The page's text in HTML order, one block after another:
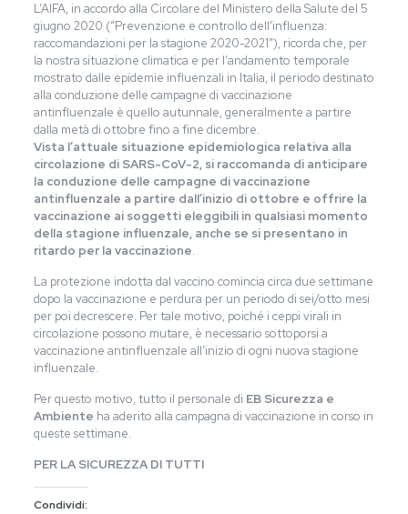
L’AIFA, in accordo alla Circolare del Ministero della Salute del 5
giugno 2020 (“Prevenzione e controllo dell’influenza:
raccomandazioni per la stagione 2020-2021”), ricorda che, per
la nostra situazione climatica e per l’andamento temporale
mostrato dalle epidemie influenzali in Italia, il periodo destinato
alla conduzione delle campagne di vaccinazione
antinfluenzale è quello autunnale, generalmente a partire
dalla metà di ottobre fino a fine dicembre.
Vista l’attuale situazione epidemiologica relativa alla
circolazione di SARS-CoV-2, si raccomanda di anticipare
la conduzione delle campagne di vaccinazione
antinfluenzale a partire dall’inizio di ottobre e offrire la
vaccinazione ai soggetti eleggibili in qualsiasi momento
della stagione influenzale, anche se si presentano in
ritardo per la vaccinazione.
La protezione indotta dal vaccino comincia circa due settimane
dopo la vaccinazione e perdura per un periodo di sei/otto mesi
per poi decrescere. Per tale motivo, poiché i ceppi virali in
circolazione possono mutare, è necessario sottoporsi a
vaccinazione antinfluenzale all’inizio di ogni nuova stagione
influenzale.
Per questo motivo, tutto il personale di EB Sicurezza e
Ambiente ha aderito alla campagna di vaccinazione in corso in
queste settimane.
PER LA SICUREZZA DI TUTTI
Condividi: